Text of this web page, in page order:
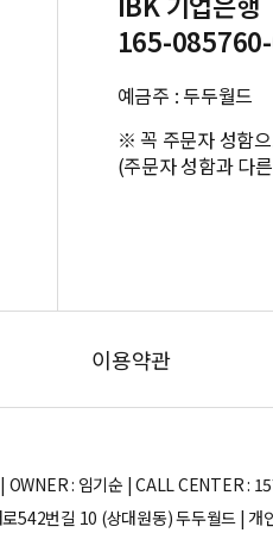
165-
예금주 : 두두월드
※ 꼭 주문자 성함
(주문자 성함과 다
이용약관
| OWNER : 임기순 | CALL
542번길 10 (상대원동) 두두월드 |